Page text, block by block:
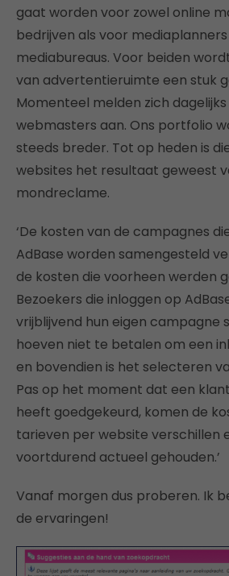
gaat worden voor zowel online
bedrijven als voor
mediabureaus. Voor beiden
van advertentieruimte een stuk
Momenteel melden zich dagelijks
webmasters aan. Ons portfolio
steeds breder. Tot op heden is
websites het resultaat geweest
mondreclame.
‘De kosten van de campagnes
AdBase worden samengesteld
de kosten die voorheen werden
Bezoekers die inloggen op
vrijblijvend hun eigen campagne
hoeven niet te betalen om een
en bovendien is het selecteren
Pas op het moment dat een
heeft goedgekeurd, komen de
tarieven per website verschillen
voortdurend actueel gehouden.’
Vanaf morgen dus proberen. Ik
de ervaringen!